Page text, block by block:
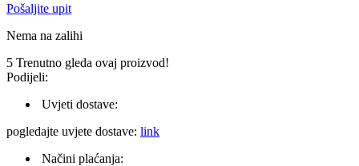
Pošaljite upit
Nema na zalihi
5 Trenutno gleda ovaj proizvod!
Podijeli:
Uvjeti dostave:
pogledajte uvjete dostave: link
Načini plaćanja: